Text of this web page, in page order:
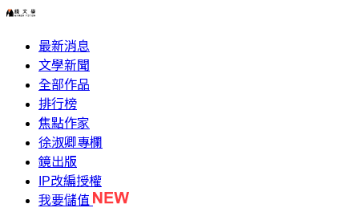
最新消息
文學新聞
全部作品
排行榜
焦點作家
徐淑卿專欄
鏡出版
IP改編授權
我要儲值